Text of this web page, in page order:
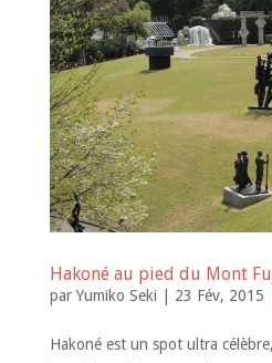
Hakoné au pied du Mont
par Yumiko Seki 23 Fév, 2015
Hakoné est un spot ultra